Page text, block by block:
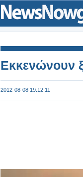
Εκκενώνουν
2012-08-08 19:12:11